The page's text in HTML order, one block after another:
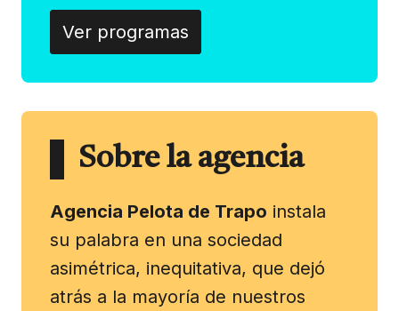
Ver programas
Sobre la agencia
Agencia Pelota de Trapo instala
su palabra en una sociedad
asimétrica, inequitativa, que dejó
atrás a la mayoría de nuestros